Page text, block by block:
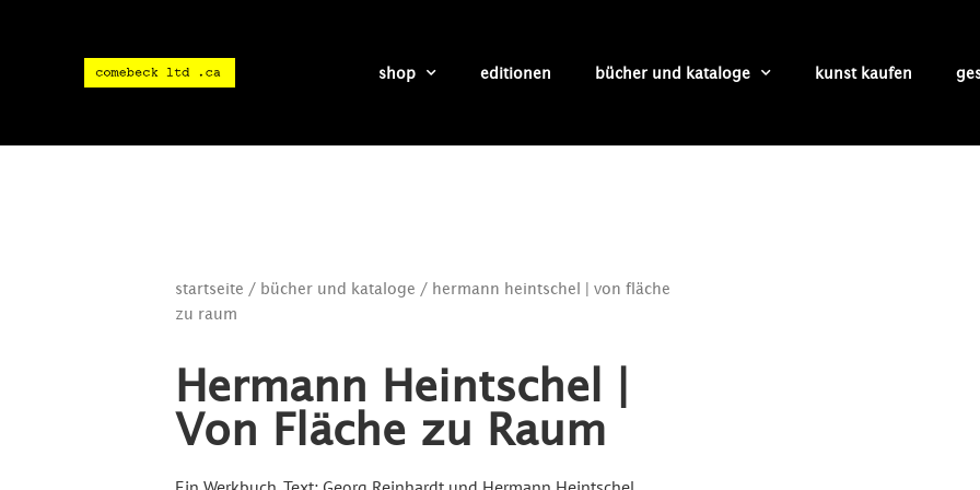
shop editionen bücher und kataloge kunst kaufen
startseite / bücher und kataloge / hermann heintschel | von fläche
zu raum
Hermann Heintschel |
Von Fläche zu Raum